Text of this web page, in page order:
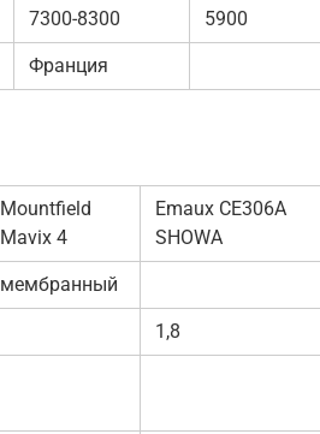
7300-8300 5900
Франция
Mountfield
Mavix 4
Emaux CE306A
SHOWA
мембранный
1,8